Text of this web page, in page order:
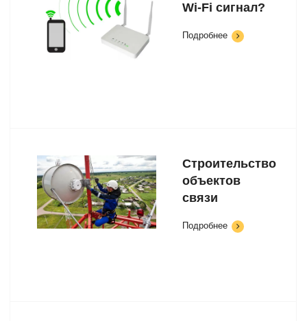
Wi-Fi сигнал?
Подробнее
Строительство
объектов
связи
Подробнее